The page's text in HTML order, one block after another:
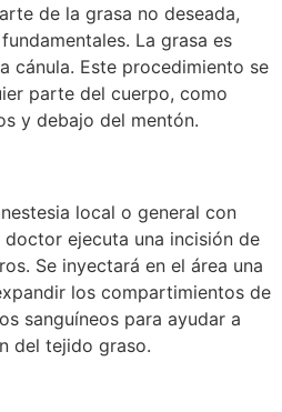
de la grasa no deseada,
La grasa es
cánula. Este procedimiento se
parte del cuerpo, como
y debajo del mentón.
local o general con
doctor ejecuta una incisión de
Se inyectará en el área una
los compartimientos de
sanguíneos para ayudar a
del tejido graso.